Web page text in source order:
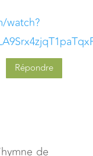
watch?
Répondre
de